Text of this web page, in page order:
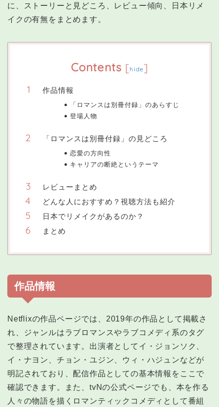
に、ストーリーと見どころ、レビュー傾向、日本リメ
イクの有無をまとめます。
Contents [hide]
作品情報
「ロマンスは別冊付録」のあらすじ
登場人物
「ロマンスは別冊付録」の見どころ
恋愛の方向性
キャリアの断絶というテーマ
レビューまとめ
どんな人におすすめ？視聴方法も紹介
日本でリメイクがあるのか？
まとめ
作品情報
Netflixの作品ページでは、2019年の作品として掲載さ
れ、ジャンルはラブロマンスやラブコメディ系のタグ
で整理されています。出演者としてイ・ジョンソク、
イ・ナヨン、チョン・ユジン、ウィ・ハジュンなどが
明記されており、配信作品としての基本情報をここで
確認できます。また、tvNの公式ページでも、本を作る
人々の物語を描くロマンティックコメディとして番組